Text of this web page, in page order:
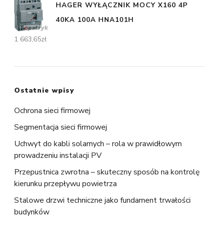
HAGER WYŁĄCZNIK MOCY X160 4P
40KA 100A HNA101H
1 663,65zł
Ostatnie wpisy
Ochrona sieci firmowej
Segmentacja sieci firmowej
Uchwyt do kabli solarnych – rola w prawidłowym
prowadzeniu instalacji PV
Przepustnica zwrotna – skuteczny sposób na kontrolę
kierunku przepływu powietrza
Stalowe drzwi techniczne jako fundament trwałości
budynków